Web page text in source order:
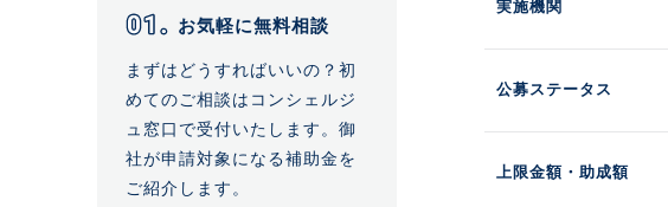
実施機関
公募ステータス
上限金額 ・助成額
お気軽に無料相談
まずはどうすればいいの？初
めてのご相談はコンシェルジ
ュ窓口で受付いたします。御
社が申請対象になる補助金を
ご紹介します。